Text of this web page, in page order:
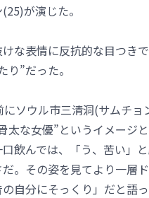
が演じた。
な表情に反抗的な目つき
り”だった。
にソウル市三清洞(サムチ
太な女優”というイメージ
口飲んでは、「う、苦い」
だ。その姿を見てより一層
自分にそっくり」だと語っ